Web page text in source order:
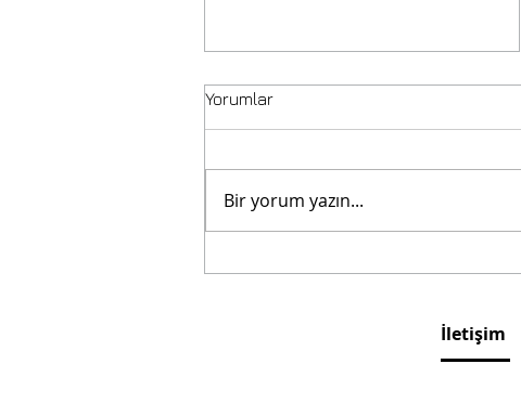
Yorumlar
Bir yorum yazın...
İletişim